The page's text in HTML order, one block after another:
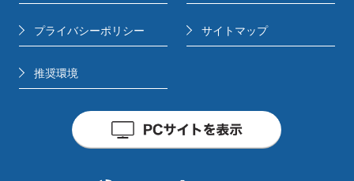
プライバシーポリシー サイトマップ
推奨環境